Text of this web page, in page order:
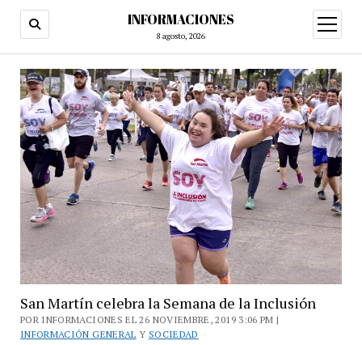
INFORMACIONES
8 agosto, 2026
abrir
menú
San Martín celebra la Semana de la Inclusión
POR INFORMACIONES EL 26 NOVIEMBRE, 2019 3:06 PM |
INFORMACIÓN GENERAL Y SOCIEDAD